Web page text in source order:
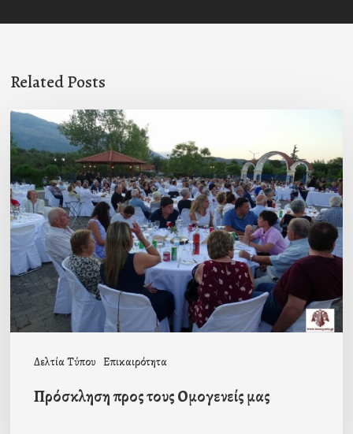
Related Posts
Δελτία Τύπου Επικαιρότητα
Πρόσκληση
προς
τους
Ομογενείς
μας
Πρόσκληση προς τους Ομογενείς μας